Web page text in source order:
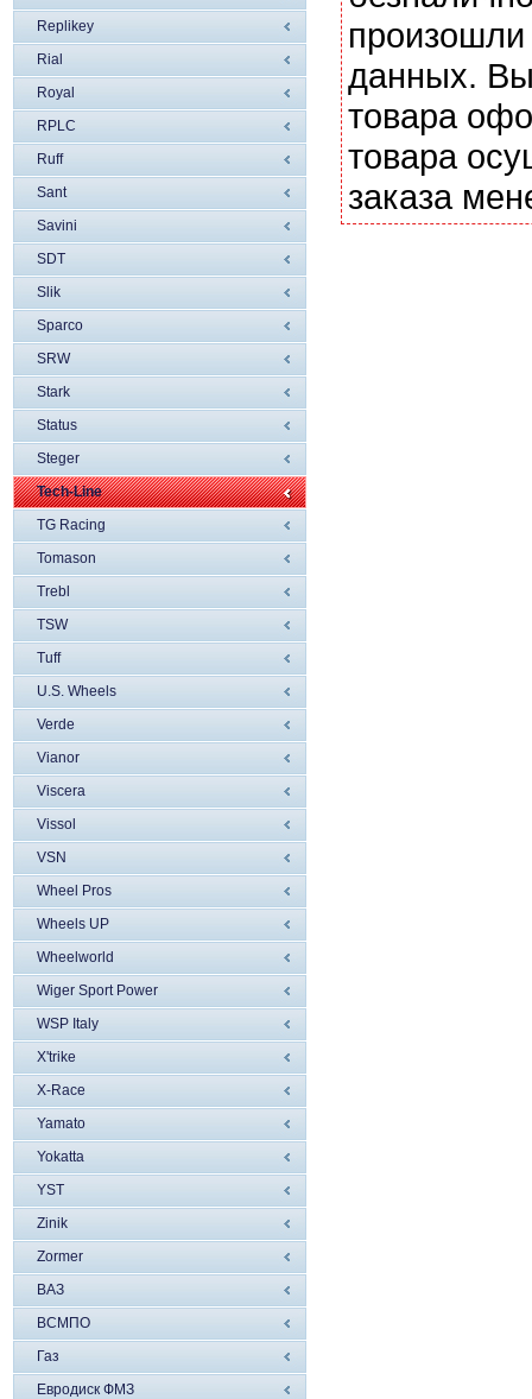
Replikey
Rial
Royal
RPLC
Ruff
Sant
Savini
SDT
Slik
Sparco
SRW
Stark
Status
Steger
Tech-Line
TG Racing
Tomason
Trebl
TSW
Tuff
U.S. Wheels
Verde
Vianor
Viscera
Vissol
VSN
Wheel Pros
Wheels UP
Wheelworld
Wiger Sport Power
WSP Italy
X'trike
X-Race
Yamato
Yokatta
YST
Zinik
Zormer
ВАЗ
ВСМПО
Газ
Евродиск ФМЗ
данных. Вы
товара
товара
заказа